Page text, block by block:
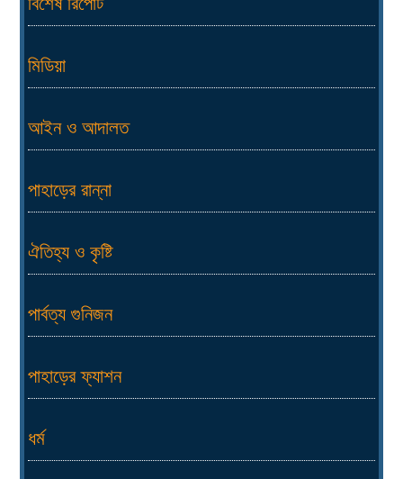
মিডিয়া
আইন ও আদালত
পাহাড়ের রান্না
ঐতিহ্য ও কৃষ্টি
পার্বত্য গুনিজন
পাহাড়ের ফ্যাশন
ধর্ম